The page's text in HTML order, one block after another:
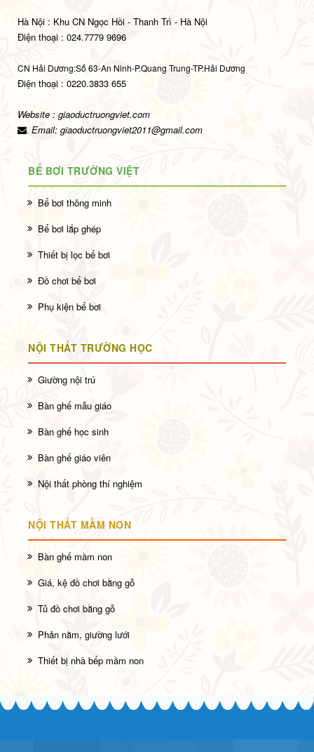
Hà Nội : Khu CN Ngọc Hồi - Thanh Trì - Hà Nội
Điện thoại : 024.7779 9696
CN Hải Dương:Số 63-An Ninh-P.Quang Trung-TP.Hải Dương
Điện thoại : 0220.3833 655
Website : giaoductruongviet.com
Email: giaoductruongviet2011@gmail.com
BỂ BƠI TRƯỜNG VIỆT
Bể bơi thông minh
Bể bơi lắp ghép
Thiết bị lọc bể bơi
Đồ chơi bể bơi
Phụ kiện bể bơi
NỘI THẤT TRƯỜNG HỌC
Giường nội trú
Bàn ghế mẫu giáo
Bàn ghế học sinh
Bàn ghế giáo viên
Nội thất phòng thí nghiệm
NỘI THẤT MẦM NON
Bàn ghế mầm non
Giá, kệ đồ chơi bằng gỗ
Tủ đồ chơi bằng gỗ
Phản nằm, giường lưới
Thiết bị nhà bếp mầm non